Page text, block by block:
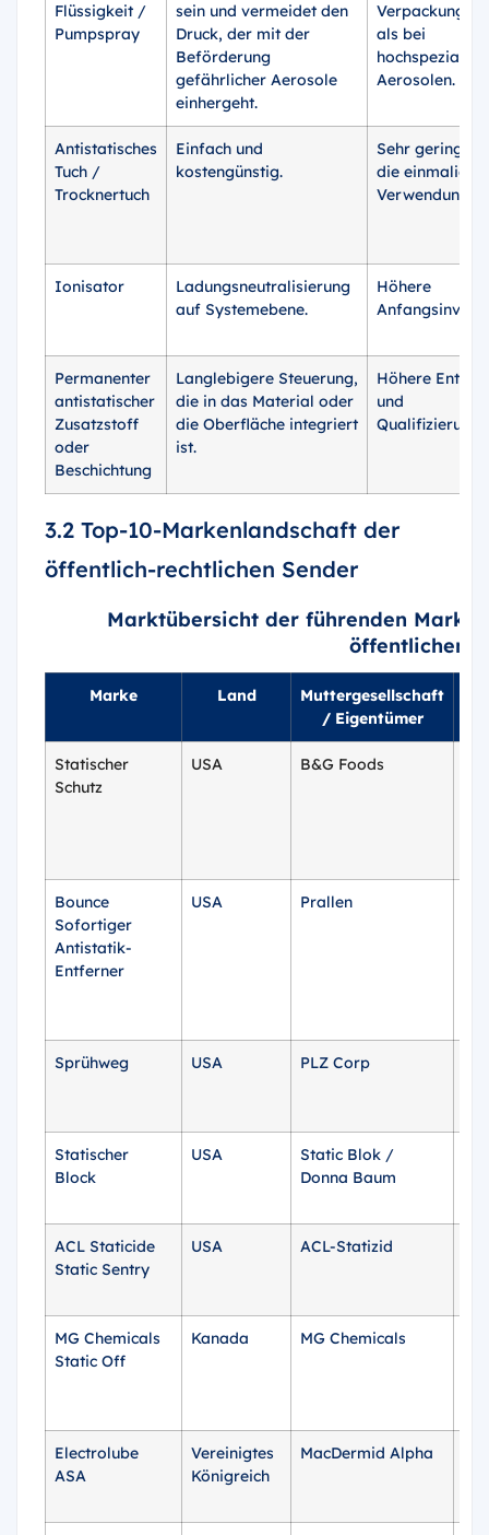
Flüssigkeit /
Pumpspray
sein und vermeidet den
Druck, der mit der
Beförderung
gefährlicher Aerosole
einhergeht.
als bei
Aerosolen.
Antistatisches
Tuch /
Trocknertuch
Einfach und
kostengünstig.
Sehr geringe
die einmalige
Verwendung.
Ionisator
Ladungsneutralisierung
auf Systemebene.
Höhere
Permanenter
antistatischer
Zusatzstoff
oder
Beschichtung
Langlebigere Steuerung,
die in das Material oder
die Oberfläche integriert
ist.
Höhere
und
3.2 Top-10-Markenlandschaft der
öffentlich-rechtlichen Sender
Marktübersicht der führenden
öffentlichen
Marke Land
Muttergesellschaft
/ Eigentümer
Statischer
Schutz
USA B&G Foods
Bounce
Sofortiger
Antistatik-
Entferner
USA Prallen
Sprühweg USA PLZ Corp
Statischer
Block
USA
Static Blok /
Donna Baum
ACL Staticide
Static Sentry
USA ACL-Statizid
MG Chemicals
Static Off
Kanada MG Chemicals
Electrolube
ASA
Vereinigtes
Königreich
MacDermid Alpha